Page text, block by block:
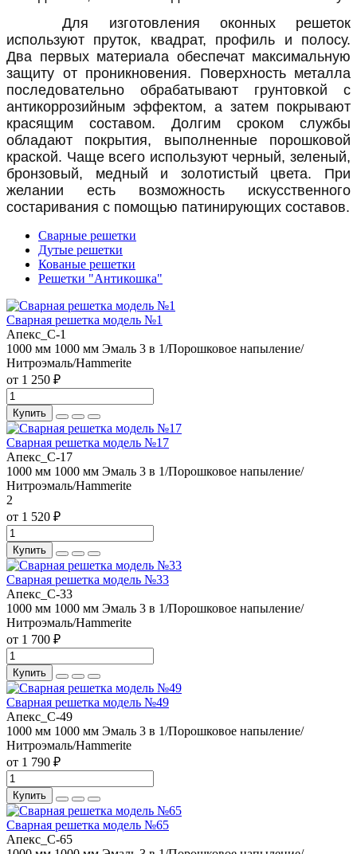
Для изготовления оконных решеток
используют пруток, квадрат, профиль и полосу.
Два первых материала обеспечат максимальную
защиту от проникновения. Поверхность металла
последовательно обрабатывают грунтовкой с
антикоррозийным эффектом, а затем покрывают
красящим составом. Долгим сроком службы
обладают покрытия, выполненные порошковой
краской. Чаще всего используют черный, зеленый,
бронзовый, медный и золотистый цвета. При
желании есть возможность искусственного
состаривания с помощью патинирующих составов.
Сварные решетки
Дутые решетки
Кованые решетки
Решетки "Антикошка"
Сварная решетка модель №1
Апекс_С-1
1000 мм 1000 мм Эмаль 3 в 1/Порошковое напыление/
Нитроэмаль/Hammerite
от 1 250 ₽
Купить
Сварная решетка модель №17
Апекс_С-17
1000 мм 1000 мм Эмаль 3 в 1/Порошковое напыление/
Нитроэмаль/Hammerite
2
от 1 520 ₽
Купить
Сварная решетка модель №33
Апекс_С-33
1000 мм 1000 мм Эмаль 3 в 1/Порошковое напыление/
Нитроэмаль/Hammerite
от 1 700 ₽
Купить
Сварная решетка модель №49
Апекс_С-49
1000 мм 1000 мм Эмаль 3 в 1/Порошковое напыление/
Нитроэмаль/Hammerite
от 1 790 ₽
Купить
Сварная решетка модель №65
Апекс_С-65